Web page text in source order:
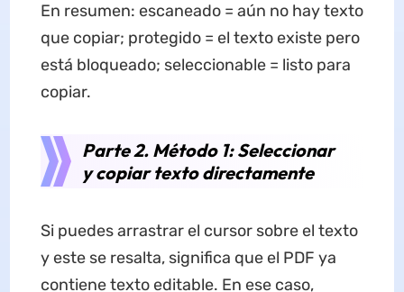
En resumen: escaneado = aún no hay texto
que copiar; protegido = el texto existe pero
está bloqueado; seleccionable = listo para
copiar.
Parte 2. Método 1: Seleccionar
y copiar texto directamente
Si puedes arrastrar el cursor sobre el texto
y este se resalta, significa que el PDF ya
contiene texto editable. En ese caso,